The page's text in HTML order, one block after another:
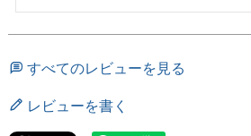
すべてのレビューを見る
レビューを書く